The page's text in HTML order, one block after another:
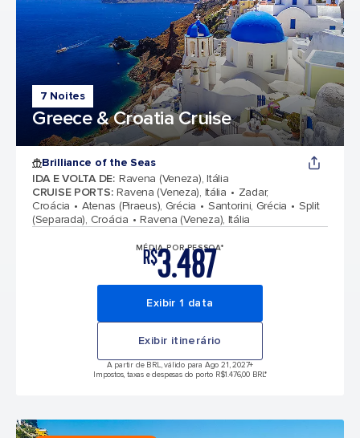
7 Noites
Greece & Croatia Cruise
Brilliance of the Seas
IDA E VOLTA DE: Ravena (Veneza), Itália
CRUISE PORTS: Ravena (Veneza), Itália
Zadar,
Croácia
Atenas (Piraeus), Grécia Santorini, Grécia
Split
(Separada), Croácia
Ravena (Veneza), Itália
MÉDIA POR PESSOA*
R$3.487
Exibir 1 data
Exibir itinerário
A partir de BRL, válido para Ago 21, 2027+
Impostos, taxas e despesas do porto R$1.476,00 BRL*